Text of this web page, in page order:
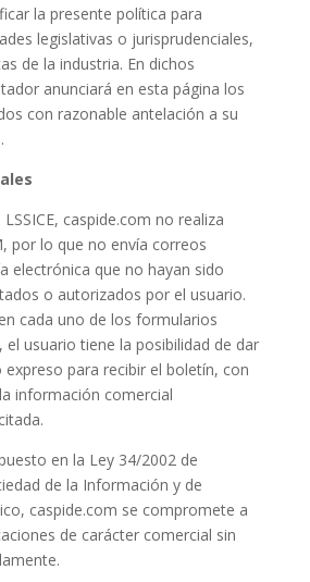
la presente política para
legislativas o jurisprudenciales,
de la industria. En dichos
anunciará en esta página los
con razonable antelación a su
caspide.com no realiza
por lo que no envía correos
electrónica que no hayan sido
o autorizados por el usuario.
cada uno de los formularios
el usuario tiene la posibilidad de dar
para recibir el boletín, con
información comercial
en la Ley 34/2002 de
de la Información y de
caspide.com se compromete a
de carácter comercial sin